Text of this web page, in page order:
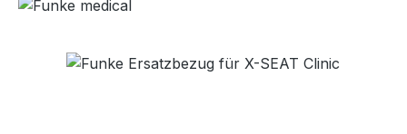
Bildergalerie überspringen